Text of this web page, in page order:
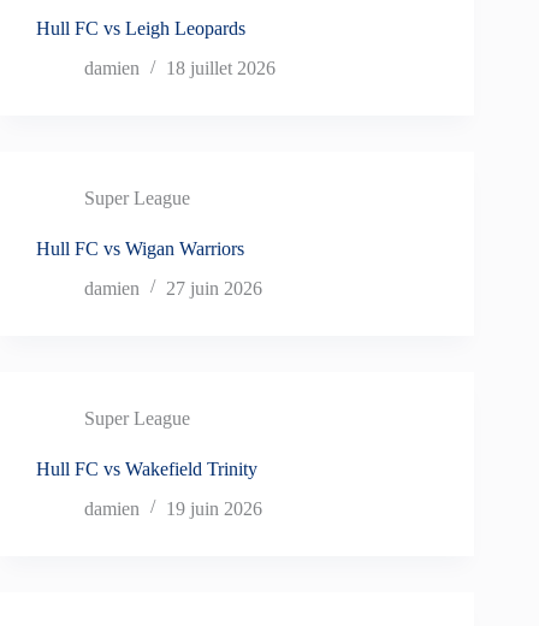
Hull FC vs Leigh Leopards
damien
18 juillet 2026
Super League
Hull FC vs Wigan Warriors
damien
27 juin 2026
Super League
Hull FC vs Wakefield Trinity
damien
19 juin 2026